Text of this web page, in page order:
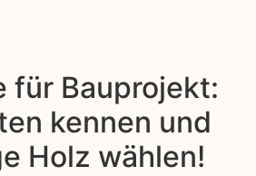
für Bauprojekt:
kennen und
Holz wählen!